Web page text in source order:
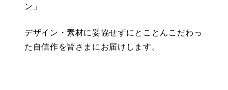
ン」
デザイン・素材に妥協せずにとことんこだわっ
た自信作を皆さまにお届けします。